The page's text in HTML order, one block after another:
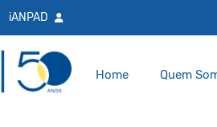
iANPAD
Home Quem